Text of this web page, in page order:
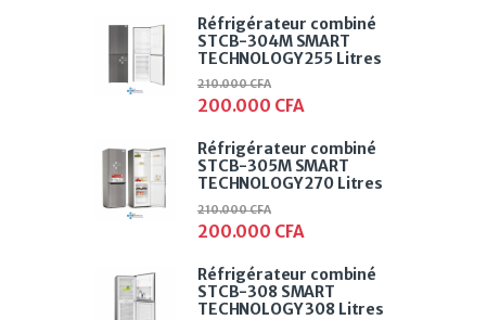
Réfrigérateur combiné
STCB-304M SMART
TECHNOLOGY 255 Litres
200.000 CFA
210.000CFA
Réfrigérateur combiné
STCB-305M SMART
TECHNOLOGY 270 Litres
200.000 CFA
210.000CFA
Réfrigérateur combiné
STCB-308 SMART
TECHNOLOGY 308 Litres